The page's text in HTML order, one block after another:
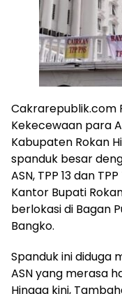
Cakrarepublik.com
Kekecewaan para
Kabupaten Rokan
spanduk besar
ASN, TPP 13 dan
Kantor Bupati
berlokasi di Bagan
Bangko.
Spanduk ini diduga
ASN yang merasa
Hingga kini,